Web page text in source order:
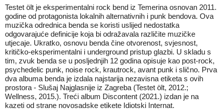
Testet ölt je eksperimentalni rock bend iz Temerina osnovan 2011.
godine od protagonista lokalnih alternativnih i punk bendova. Ova
muzička odrednica benda se koristi uslijed nedostatka
odgovarajuće definicije koja bi odražavala različite muzičke
utjecaje. Ukratko, osnovu benda čine otvorenost, svjesnost,
kritičko-eksperimentalni i underground pristup glazbi. U skladu s
tim, zvuk benda se u posljednjih 12 godina opisuje kao post-rock,
psychedelic punk, noise rock, krautrock, avant punk i slično. Prva
dva albuma benda je izdala najstarija nezavisna etiketa s ovih
prostora - Slušaj Najglasnije iz Zagreba (Testet ölt, 2012.;
Wellness, 2015.). Treći album Discontent (2021.) izdan je na
kazeti od strane novosadske etikete Idiotski Internat.